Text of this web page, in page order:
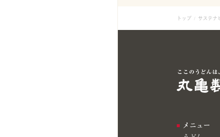
トップ サステナ
メニュー